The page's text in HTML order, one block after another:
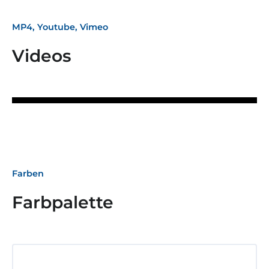
MP4, Youtube, Vimeo
Videos
Farben
Farbpalette